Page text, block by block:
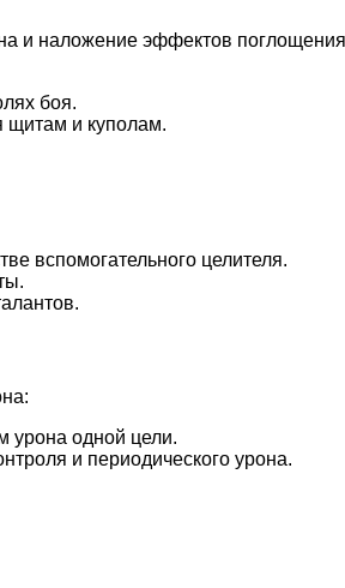
и наложение эффектов
боя.
щитам и куполам.
вспомогательного целителя.
урона одной цели.
и периодического урона.